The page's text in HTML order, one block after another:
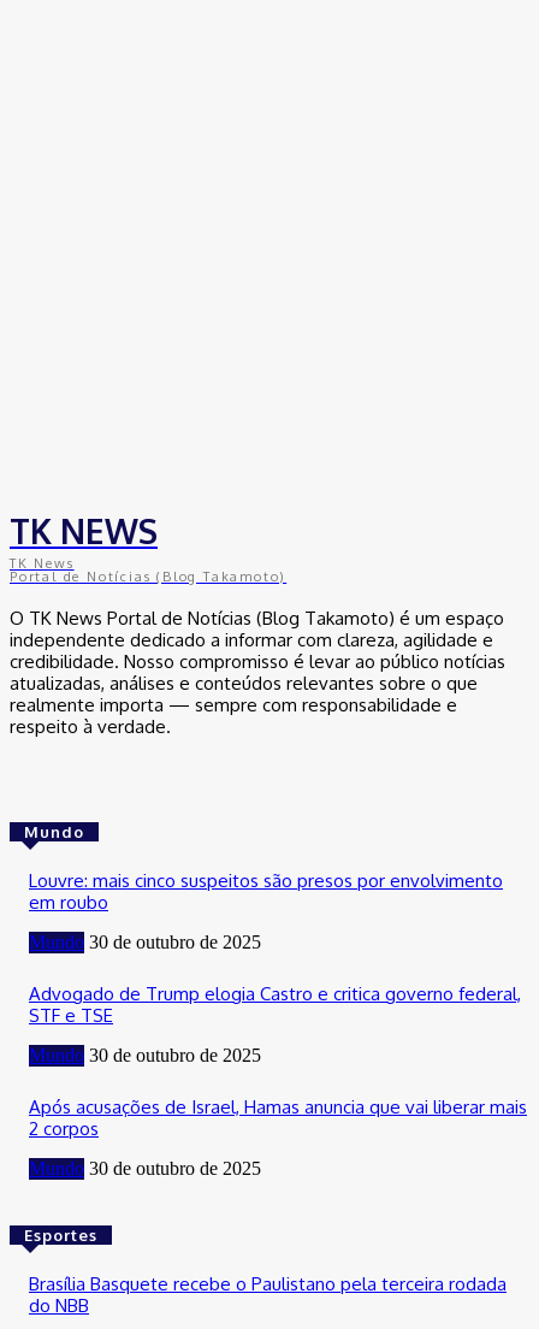
TK NEWS
TK News
Portal de Notícias (Blog Takamoto)
O TK News Portal de Notícias (Blog Takamoto) é um espaço
independente dedicado a informar com clareza, agilidade e
credibilidade. Nosso compromisso é levar ao público notícias
atualizadas, análises e conteúdos relevantes sobre o que
realmente importa — sempre com responsabilidade e
respeito à verdade.
Mundo
Louvre: mais cinco suspeitos são presos por envolvimento
em roubo
Mundo 30 de outubro de 2025
Advogado de Trump elogia Castro e critica governo federal,
STF e TSE
Mundo 30 de outubro de 2025
Após acusações de Israel, Hamas anuncia que vai liberar mais
2 corpos
Mundo 30 de outubro de 2025
Esportes
Brasília Basquete recebe o Paulistano pela terceira rodada
do NBB